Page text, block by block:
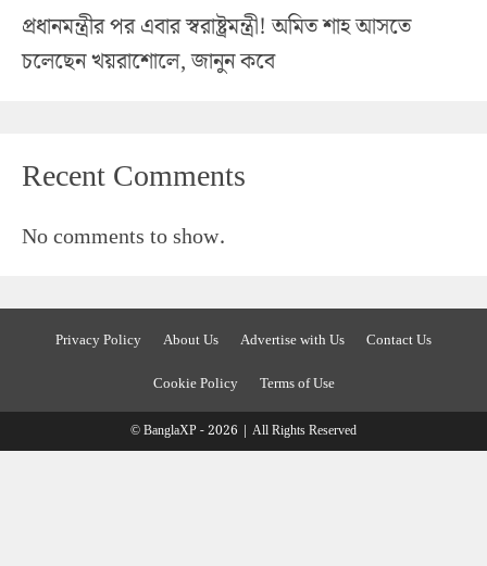
প্রধানমন্ত্রীর পর এবার স্বরাষ্ট্রমন্ত্রী! অমিত শাহ আসতে
চলেছেন খয়রাশোলে, জানুন কবে
Recent Comments
No comments to show.
Privacy Policy About Us Advertise with Us
Contact Us
Cookie Policy
Terms of Use
© BanglaXP - 2026 | All Rights Reserved